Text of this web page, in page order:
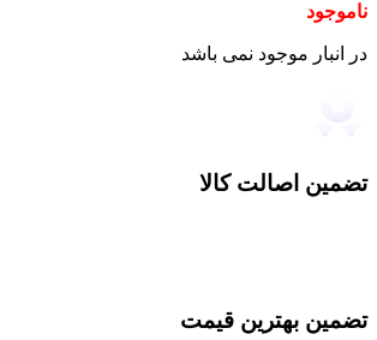
ناموجود
در انبار موجود نمی باشد
تضمین اصالت کالا
تضمین بهترین قیمت